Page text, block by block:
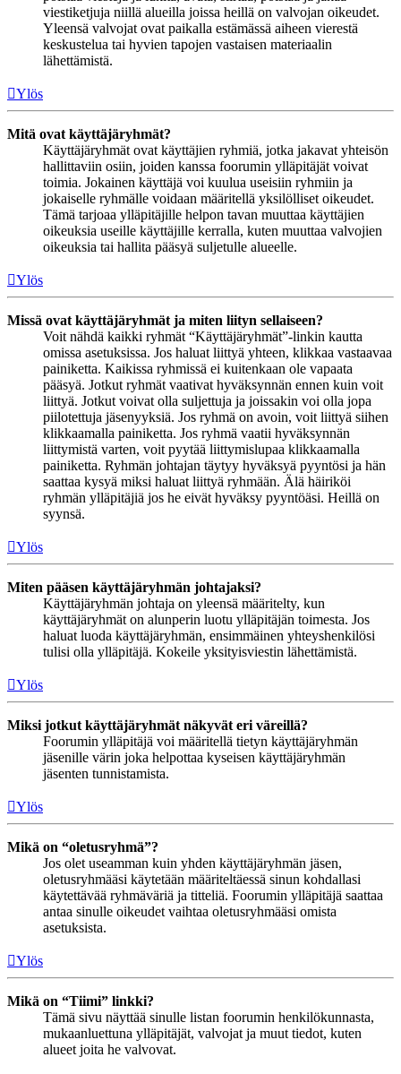
viestiketjuja niillä alueilla joissa heillä on valvojan oikeudet.
Yleensä valvojat ovat paikalla estämässä aiheen vierestä
keskustelua tai hyvien tapojen vastaisen materiaalin
lähettämistä.
Ylös
Mitä ovat käyttäjäryhmät?
Käyttäjäryhmät ovat käyttäjien ryhmiä, jotka jakavat yhteisön
hallittaviin osiin, joiden kanssa foorumin ylläpitäjät voivat
toimia. Jokainen käyttäjä voi kuulua useisiin ryhmiin ja
jokaiselle ryhmälle voidaan määritellä yksilölliset oikeudet.
Tämä tarjoaa ylläpitäjille helpon tavan muuttaa käyttäjien
oikeuksia useille käyttäjille kerralla, kuten muuttaa valvojien
oikeuksia tai hallita pääsyä suljetulle alueelle.
Ylös
Missä ovat käyttäjäryhmät ja miten liityn sellaiseen?
Voit nähdä kaikki ryhmät “Käyttäjäryhmät”-linkin kautta
omissa asetuksissa. Jos haluat liittyä yhteen, klikkaa vastaavaa
painiketta. Kaikissa ryhmissä ei kuitenkaan ole vapaata
pääsyä. Jotkut ryhmät vaativat hyväksynnän ennen kuin voit
liittyä. Jotkut voivat olla suljettuja ja joissakin voi olla jopa
piilotettuja jäsenyyksiä. Jos ryhmä on avoin, voit liittyä siihen
klikkaamalla painiketta. Jos ryhmä vaatii hyväksynnän
liittymistä varten, voit pyytää liittymislupaa klikkaamalla
painiketta. Ryhmän johtajan täytyy hyväksyä pyyntösi ja hän
saattaa kysyä miksi haluat liittyä ryhmään. Älä häiriköi
ryhmän ylläpitäjiä jos he eivät hyväksy pyyntöäsi. Heillä on
syynsä.
Ylös
Miten pääsen käyttäjäryhmän johtajaksi?
Käyttäjäryhmän johtaja on yleensä määritelty, kun
käyttäjäryhmät on alunperin luotu ylläpitäjän toimesta. Jos
haluat luoda käyttäjäryhmän, ensimmäinen yhteyshenkilösi
tulisi olla ylläpitäjä. Kokeile yksityisviestin lähettämistä.
Ylös
Miksi jotkut käyttäjäryhmät näkyvät eri väreillä?
Foorumin ylläpitäjä voi määritellä tietyn käyttäjäryhmän
jäsenille värin joka helpottaa kyseisen käyttäjäryhmän
jäsenten tunnistamista.
Ylös
Mikä on “oletusryhmä”?
Jos olet useamman kuin yhden käyttäjäryhmän jäsen,
oletusryhmääsi käytetään määriteltäessä sinun kohdallasi
käytettävää ryhmäväriä ja titteliä. Foorumin ylläpitäjä saattaa
antaa sinulle oikeudet vaihtaa oletusryhmääsi omista
asetuksista.
Ylös
Mikä on “Tiimi” linkki?
Tämä sivu näyttää sinulle listan foorumin henkilökunnasta,
mukaanluettuna ylläpitäjät, valvojat ja muut tiedot, kuten
alueet joita he valvovat.